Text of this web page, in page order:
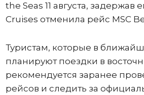
the Seas 11 августа, задержав
Cruises отменила рейс MSC
Туристам, которые в
планируют поездки в
рекомендуется заранее
рейсов и следить за